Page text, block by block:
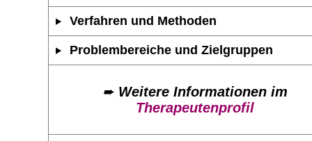
Verfahren und Methoden
Problembereiche und Zielgruppen
➨ Weitere Informationen im
Therapeutenprofil